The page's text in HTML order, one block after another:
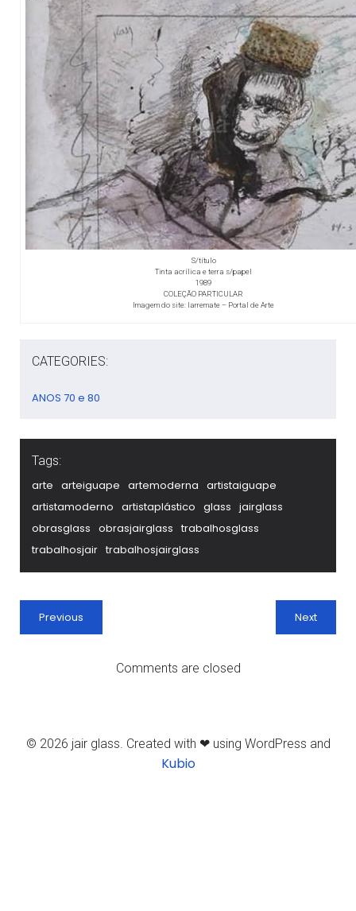
S/título
Tinta acrílica e terra s/papel
1989
COLEÇÃO PARTICULAR
Imagem do site: Iarremate – Portal de Arte
CATEGORIES:
ANOS 70 e 80
Tags:
arte arteiguape artemoderna artistaiguape
artistamoderno artistaplástico glass jairglass
obrasglass obrasjairglass trabalhosglass
trabalhosjair trabalhosjairglass
Previous Next
Comments are closed
© 2026 jair glass. Created with ❤ using WordPress and
Kubio